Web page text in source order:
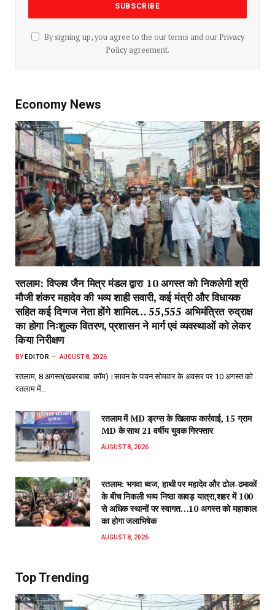
By signing up, you agree to the our terms and our Privacy
Policyagreement.
Economy News
रतलाम: विप्लव जैन मित्र मंडल द्वारा 10 अगस्त को निकलेगी श्री
मौजी शंकर महादेव की भव्य शाही सवारी, कई मंत्री और विधायक
सहित कई दिग्गज नेता होंगे शामिल… 55,555 अभिमंत्रित रुद्राक्ष
का होगा निःशुल्क वितरण, प्रशासन ने मार्ग एवं व्यवस्थाओं को लेकर
किया निरीक्षण
BY EDITOR AUGUST 8, 2026
रतलाम, 8 अगस्त(खबरबाबा. कॉम)।सावन के पावन सोमवार के अवसर पर 10 अगस्त को
रतलाम में…
रतलाम में MD ड्रग्स के खिलाफ कार्रवाई, 15 ग्राम
MD के साथ 21 वर्षीय युवक गिरफ्तार
AUGUST 8, 2026
रतलाम: भगवा ध्वज, हाथी पर महादेव और ढोल-ढमाकों
के बीच निकली भव्य निष्ठा कावड़ यात्रा,शहर में 100
से अधिक स्थानों पर स्वागत…10 अगस्त को महाकाल
का होगा जलाभिषेक
AUGUST 8, 2026
Top Trending